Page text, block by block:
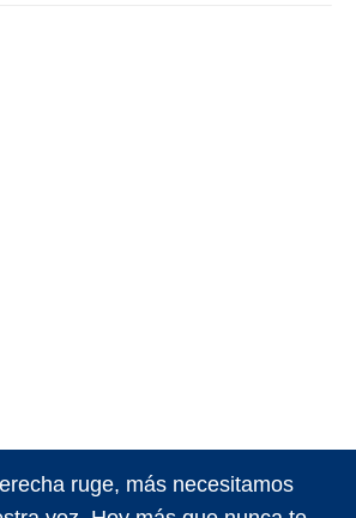
ruge, más necesitamos